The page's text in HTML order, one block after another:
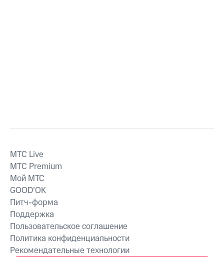
MTС Live
MTС Premium
Мой МТС
GOOD’OK
Питч-форма
Поддержка
Пользовательское соглашение
Политика конфиденциальности
Рекомендательные технологии